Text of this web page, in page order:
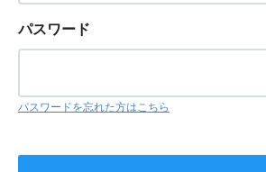
パスワード
パスワードを忘れた方はこちら